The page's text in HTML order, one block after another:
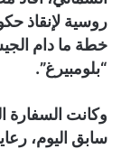
روسية لإنقاذ
خطة ما دام
“بلومبيرغ”.
وكانت
سابق اليوم،